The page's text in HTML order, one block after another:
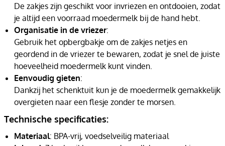
De zakjes zijn geschikt voor invriezen en ontdooien, zodat
je altijd een voorraad moedermelk bij de hand hebt.
Organisatie in de vriezer:
Gebruik het opbergbakje om de zakjes netjes en
geordend in de vriezer te bewaren, zodat je snel de juiste
hoeveelheid moedermelk kunt vinden.
Eenvoudig gieten:
Dankzij het schenktuit kun je de moedermelk gemakkelijk
overgieten naar een flesje zonder te morsen.
Technische specificaties:
Materiaal: BPA-vrij, voedselveilig materiaal